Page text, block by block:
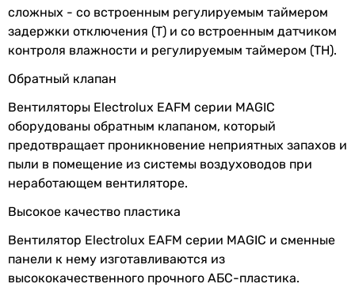
5 м²
5 м²
5 м²
4 м²
5 м²
5 м²
5 м²
Частота вращения
2400 об/мин
2300 об/мин
2300 об/мин
2300 об/мин
скоростей
Покрытие глянцевое
Производство
Электропитание 230 В
Номинальный
ток
0.02 А
Класс защиты IPX4
Физические характеристики
сложных - со встроенным регулируемым таймером
задержки отключения (Т) и со встроенным датчиком
контроля влажности и регулируемым таймером (ТН).
Обратный клапан
Вентиляторы Electrolux EAFM серии MAGIC
оборудованы обратным клапаном, который
предотвращает проникновение неприятных запахов и
пыли в помещение из системы воздуховодов при
неработающем вентиляторе.
Высокое качество пластика
Вентилятор Electrolux EAFM серии MAGIC и сменные
панели к нему изготавливаются из
высококачественного прочного АБС-пластика.